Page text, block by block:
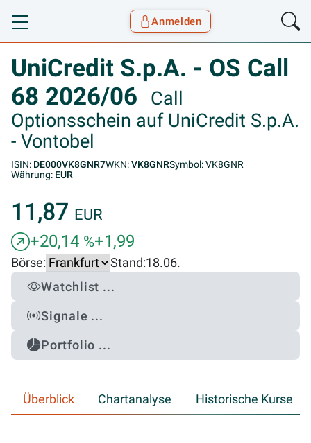
Toggle navigation
Anmelden
UniCredit S.p.A. - OS Call
68 2026/06
Call
Optionsschein auf UniCredit S.p.A.
- Vontobel
ISIN: DE000VK8GNR7WKN:VK8GNRSymbol: VK8GNR
Währung: EUR
11,87 EUR
+20,14 %+1,99
Börse: Stand:18.06.
Watchlist ...
Signale ...
Portfolio ...
Überblick Chartanalyse Historische Kurse